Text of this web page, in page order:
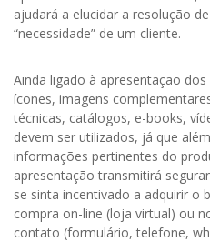
ajudará a elucidar a resolução
“necessidade” de um cliente.
Ainda ligado à apresentação
ícones, imagens
técnicas, catálogos, e-books,
devem ser utilizados, já que
informações pertinentes do
apresentação transmitirá
se sinta incentivado a adquirir o
compra on-line (loja virtual) ou
contato (formulário, telefone,